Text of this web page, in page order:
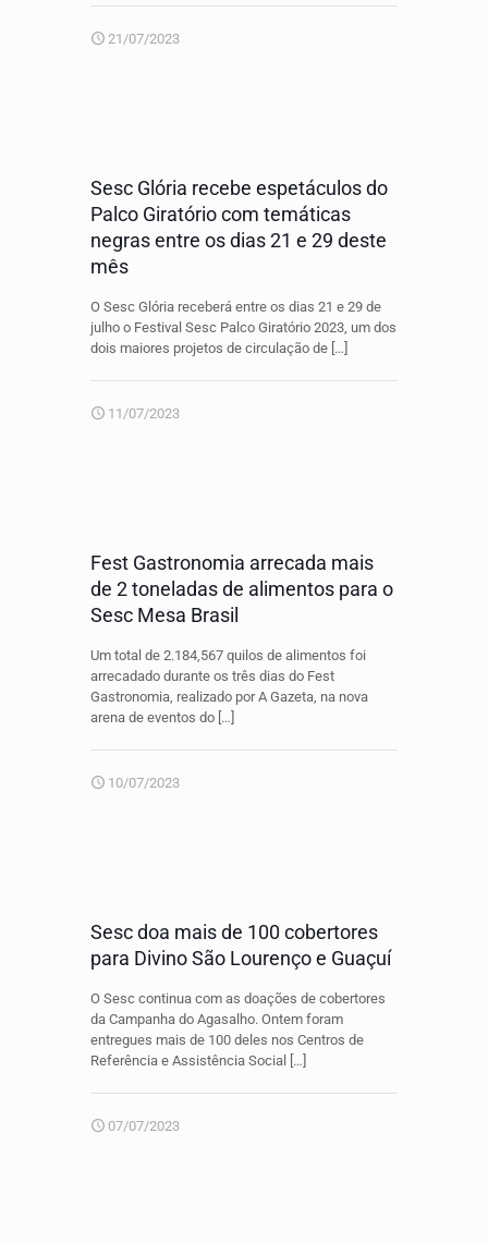
21/07/2023
Sesc Glória recebe espetáculos do
Palco Giratório com temáticas
negras entre os dias 21 e 29 deste
mês
O Sesc Glória receberá entre os dias 21 e 29 de
julho o Festival Sesc Palco Giratório 2023, um dos
dois maiores projetos de circulação de […]
11/07/2023
Fest Gastronomia arrecada mais
de 2 toneladas de alimentos para o
Sesc Mesa Brasil
Um total de 2.184,567 quilos de alimentos foi
arrecadado durante os três dias do Fest
Gastronomia, realizado por A Gazeta, na nova
arena de eventos do […]
10/07/2023
Sesc doa mais de 100 cobertores
para Divino São Lourenço e Guaçuí
O Sesc continua com as doações de cobertores
da Campanha do Agasalho. Ontem foram
entregues mais de 100 deles nos Centros de
Referência e Assistência Social
[…]
07/07/2023